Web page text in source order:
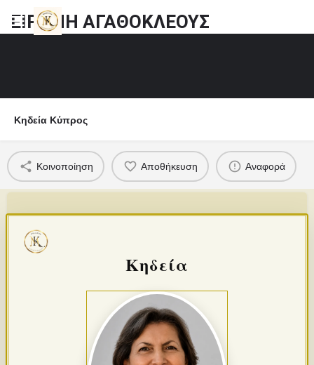
ΕΙΡΗΝΗ ΑΓΑΘΟΚΛΕΟΥΣ
Κηδεία Κύπρος
Κοινοποίηση Αποθήκευση Αναφορά
Κηδεία